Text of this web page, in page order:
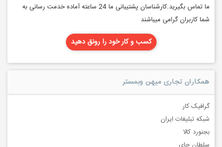
ما تماس بگیرید.کارشناسان پشتیبانی ما 24 ساعته آماده خدمت رسانی به
شما کاربران گرامی میباشند
کسب و کار خود را رونق دهید
همکاران تجاری میهن وبمستر
گرافیک کار
شبکه تبلیغات ایران
بجنورد کالا